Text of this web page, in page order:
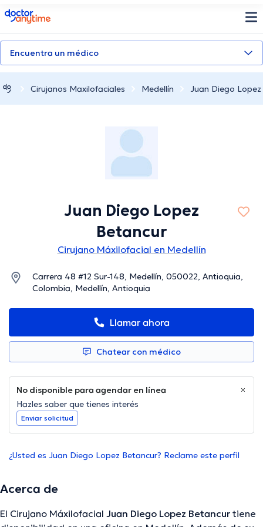
doctoranytime
Encuentra un médico
Cirujanos Maxilofaciales Medellín Juan Diego
Juan Diego Lopez
Betancur
Cirujano Máxilofacial en Medellín
Carrera 48 #12 Sur-148, Medellín, 050022, Antioquia,
Colombia, Medellín, Antioquia
Llamar ahora
Chatear con médico
No disponible para agendar en línea
Hazles saber que tienes interés
Enviar solicitud
¿Usted es Juan Diego Lopez Betancur? Reclame este perfil
Acerca de
El Cirujano Máxilofacial Juan Diego Lopez Betancur tiene